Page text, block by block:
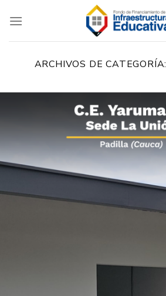
ARCHIVOS DE CATEGORÍA: